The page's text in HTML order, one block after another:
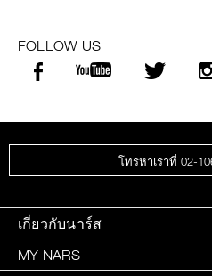
FOLLOW US
โทรหาเราที่ 02-
เกี่ยวกับนาร์ส
MY NARS